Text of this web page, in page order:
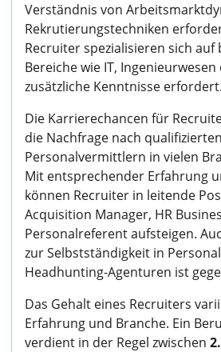
Verständnis von
Rekrutierungstechniken
Recruiter spezialisieren sich
Bereiche wie IT,
zusätzliche Kenntnisse erfordert.
Die Karrierechancen für
die Nachfrage nach qualifizierten
Personalvermittlern in vielen
Mit entsprechender Erfahrung
können Recruiter in leitende
Acquisition Manager, HR
Personalreferent aufsteigen.
zur Selbstständigkeit in
Headhunting-Agenturen ist
Das Gehalt eines Recruiters
Erfahrung und Branche. Ein
verdient in der Regel zwischen